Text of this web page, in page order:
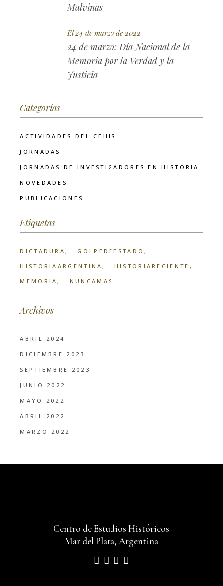
Malvinas
El 24 de marzo de 2022
24 de marzo: Día Nacional de la
Memoria por la Verdad y la
Justicia
Categorías
ACTIVIDADES DEL CEHIS
JORNADAS
JORNADAS DE INVESTIGADORES EN HISTORIA
NOVEDADES
PUBLICACIONES
Etiquetas
DICTADURA
GOLPEDEESTADO
HISTORIAARGENTINA
HISTORIARECIENTE
MEMORIA
NUNCAMAS
Archivos
ABRIL 2024
DICIEMBRE 2023
SEPTIEMBRE 2023
JUNIO 2022
MAYO 2022
ABRIL 2022
MARZO 2022
Centro de Estudios Históricos
Mar del Plata, Argentina